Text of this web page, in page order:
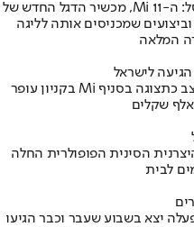
טעינה מהירה וצילום ב-108 מגה-פיקסל: ה-Mi 11, מכשיר הדגל החדש של
שמכניסים אותה לליגה
המלאה
לישראל
המסך החדש של ענקית הטכנולוגיה הוצב כתצוגה בסניף Mi בקניון עופר
הסינית הפופולרית החלה
לבית
יצא בשבוע שעבר וכבר הגיעו